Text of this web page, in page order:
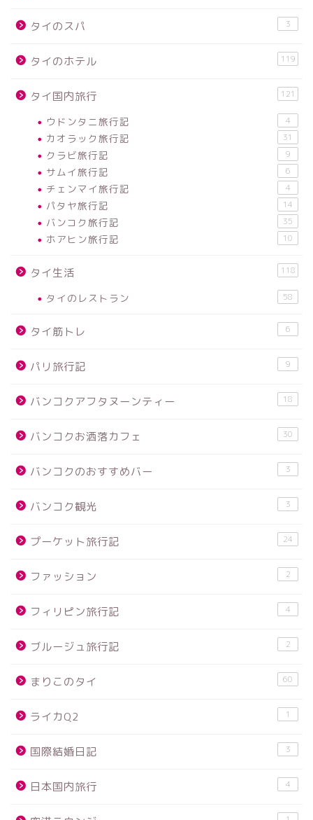
タイのスパ 3
タイのホテル 119
タイ国内旅行 121
ウドンタニ旅行記 4
カオラック旅行記 31
クラビ旅行記 9
サムイ旅行記 6
チェンマイ旅行記 4
パタヤ旅行記 14
バンコク旅行記 35
ホアヒン旅行記 10
タイ生活 118
タイのレストラン 58
タイ筋トレ 6
パリ旅行記 9
バンコクアフタヌーンティー 18
バンコクお洒落カフェ 30
バンコクのおすすめバー 3
バンコク観光 3
プーケット旅行記 24
ファッション 2
フィリピン旅行記 4
ブルージュ旅行記 2
まりこのタイ 60
ライカQ2 1
国際結婚日記 3
日本国内旅行 4